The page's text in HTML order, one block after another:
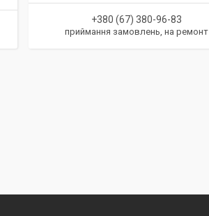
+380 (67) 380-96-83
приймання замовлень, на ремонт